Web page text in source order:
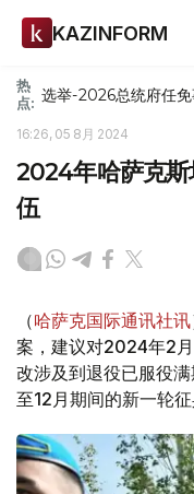
KAZINFORM
热
点: 选举-2026总统府任免
16:26, 05 8月 2024
2024年哈萨克斯
伍
（哈萨克国际通讯社讯
案，建议对2024年2
改涉及到退役已服役
至12月期间的新一轮征